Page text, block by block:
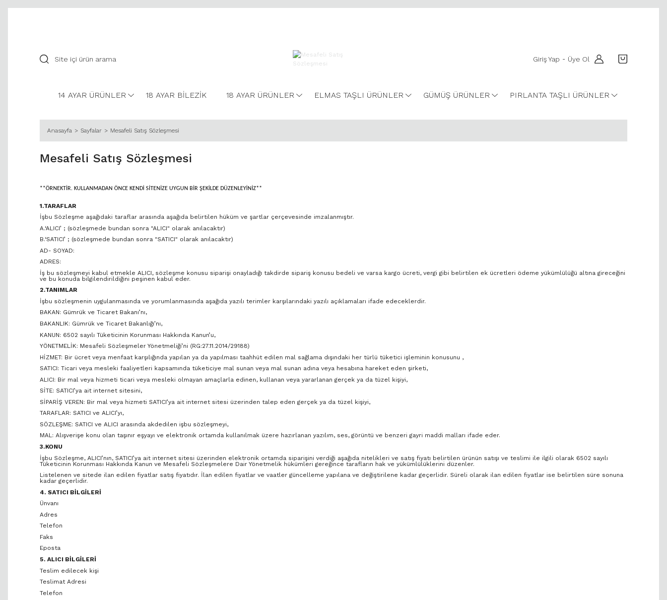
Giriş Yap - Üye Ol
14 AYAR ÜRÜNLER 18 AYAR BİLEZİK 18 AYAR ÜRÜNLER ELMAS TAŞLI ÜRÜNLER GÜMÜŞ ÜRÜNLER PIRLANTA TAŞLI ÜRÜNLER
Anasayfa Sayfalar Mesafeli Satış Sözleşmesi
Mesafeli Satış Sözleşmesi
**ÖRNEKTİR. KULLANMADAN ÖNCE KENDİ SİTENİZE UYGUN BİR ŞEKİLDE DÜZENLEYİNİZ**
1.TARAFLAR
İşbu Sözleşme aşağıdaki taraflar arasında aşağıda belirtilen hüküm ve şartlar çerçevesinde imzalanmıştır.
A.‘ALICI’ ; (sözleşmede bundan sonra "ALICI" olarak anılacaktır)
B.‘SATICI’ ; (sözleşmede bundan sonra "SATICI" olarak anılacaktır)
AD- SOYAD:
ADRES:
İş bu sözleşmeyi kabul etmekle ALICI, sözleşme konusu siparişi onayladığı takdirde sipariş konusu bedeli ve varsa kargo ücreti, vergi gibi belirtilen ek ücretleri ödeme yükümlülüğü altına gireceğini
ve bu konuda bilgilendirildiğini peşinen kabul eder.
2.TANIMLAR
İşbu sözleşmenin uygulanmasında ve yorumlanmasında aşağıda yazılı terimler karşılarındaki yazılı açıklamaları ifade edeceklerdir.
BAKAN: Gümrük ve Ticaret Bakanı’nı,
BAKANLIK: Gümrük ve Ticaret Bakanlığı’nı,
KANUN: 6502 sayılı Tüketicinin Korunması Hakkında Kanun’u,
YÖNETMELİK: Mesafeli Sözleşmeler Yönetmeliği’ni (RG:27.11.2014/29188)
HİZMET: Bir ücret veya menfaat karşılığında yapılan ya da yapılması taahhüt edilen mal sağlama dışındaki her türlü tüketici işleminin konusunu ,
SATICI: Ticari veya mesleki faaliyetleri kapsamında tüketiciye mal sunan veya mal sunan adına veya hesabına hareket eden şirketi,
ALICI: Bir mal veya hizmeti ticari veya mesleki olmayan amaçlarla edinen, kullanan veya yararlanan gerçek ya da tüzel kişiyi,
SİTE: SATICI’ya ait internet sitesini,
SİPARİŞ VEREN: Bir mal veya hizmeti SATICI’ya ait internet sitesi üzerinden talep eden gerçek ya da tüzel kişiyi,
TARAFLAR: SATICI ve ALICI’yı,
SÖZLEŞME: SATICI ve ALICI arasında akdedilen işbu sözleşmeyi,
MAL: Alışverişe konu olan taşınır eşyayı ve elektronik ortamda kullanılmak üzere hazırlanan yazılım, ses, görüntü ve benzeri gayri maddi malları ifade eder.
3.KONU
İşbu Sözleşme, ALICI’nın, SATICI’ya ait internet sitesi üzerinden elektronik ortamda siparişini verdiği aşağıda nitelikleri ve satış fiyatı belirtilen ürünün satışı ve teslimi ile ilgili olarak 6502 sayılı
Tüketicinin Korunması Hakkında Kanun ve Mesafeli Sözleşmelere Dair Yönetmelik hükümleri gereğince tarafların hak ve yükümlülüklerini düzenler.
Listelenen ve sitede ilan edilen fiyatlar satış fiyatıdır. İlan edilen fiyatlar ve vaatler güncelleme yapılana ve değiştirilene kadar geçerlidir. Süreli olarak ilan edilen fiyatlar ise belirtilen süre sonuna
kadar geçerlidir.
4. SATICI BİLGİLERİ
Ünvanı
Adres
Telefon
Faks
Eposta
5. ALICI BİLGİLERİ
Teslim edilecek kişi
Teslimat Adresi
Telefon